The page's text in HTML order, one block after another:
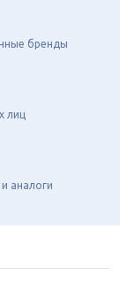
бренды
лиц
аналоги